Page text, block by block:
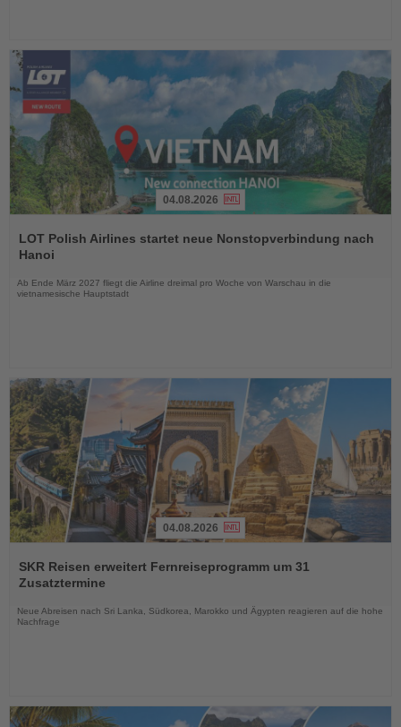
Sie
die
04.08.2026
LOT Polish Airlines startet neue Nonstopverbindung nach
Hanoi
Ab Ende März 2027 fliegt die Airline dreimal pro Woche von Warschau in die
vietnamesische Hauptstadt
Sie
die
04.08.2026
SKR Reisen erweitert Fernreiseprogramm um 31
Zusatztermine
Neue Abreisen nach Sri Lanka, Südkorea, Marokko und Ägypten reagieren auf die hohe
Nachfrage